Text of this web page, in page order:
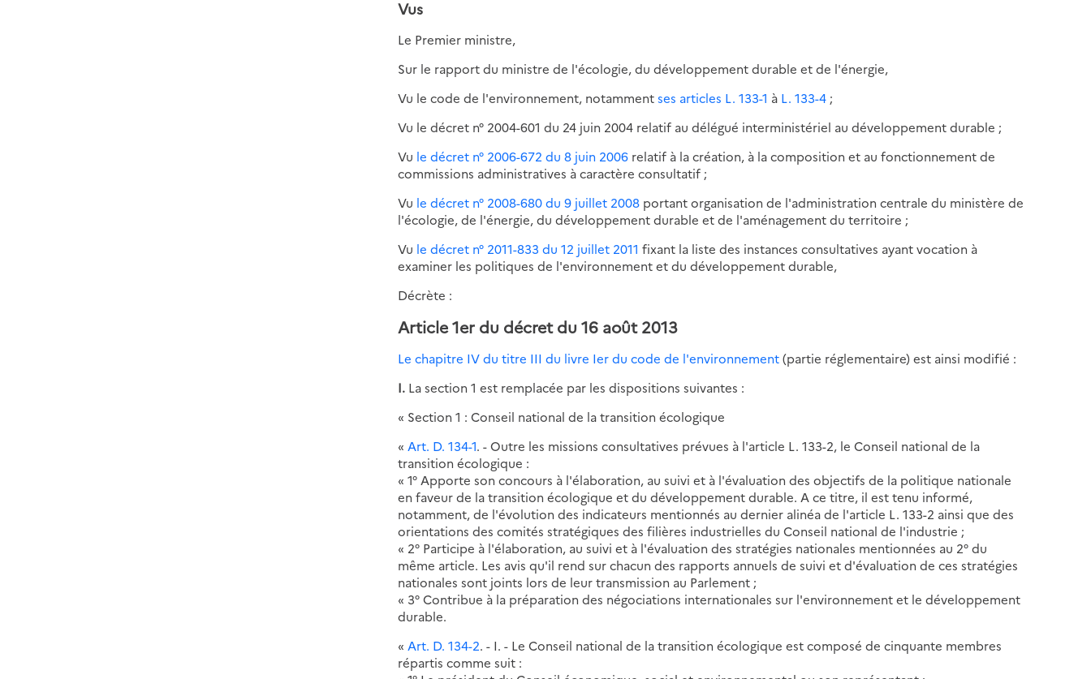
Vus
Le Premier ministre,
Sur le rapport du ministre de l'écologie, du développement durable et de l'énergie,
Vu le code de l'environnement, notammentses articles L. 133-1 à L. 133-4 ;
Vu le décret n° 2004-601 du 24 juin 2004 relatif au délégué interministériel au développement durable ;
Vu le décret n° 2006-672 du 8 juin 2006 relatif à la création, à la composition et au fonctionnement de
commissions administratives à caractère consultatif ;
Vu le décret n° 2008-680 du 9 juillet 2008 portant organisation de l'administration centrale du ministère de
l'écologie, de l'énergie, du développement durable et de l'aménagement du territoire ;
Vu le décret n° 2011-833 du 12 juillet 2011 fixant la liste des instances consultatives ayant vocation à
examiner les politiques de l'environnement et du développement durable,
Décrète :
Article 1er du décret du 16 août 2013
Le chapitre IV du titre III du livre Ier du code de l'environnement(partie réglementaire) est ainsi modifié :
I. La section 1 est remplacée par les dispositions suivantes :
« Section 1 : Conseil national de la transition écologique
« Art. D. 134-1. - Outre les missions consultatives prévues à l'article L. 133-2, le Conseil national de la
transition écologique :
« 1° Apporte son concours à l'élaboration, au suivi et à l'évaluation des objectifs de la politique nationale
en faveur de la transition écologique et du développement durable. A ce titre, il est tenu informé,
notamment, de l'évolution des indicateurs mentionnés au dernier alinéa de l'article L. 133-2 ainsi que des
orientations des comités stratégiques des filières industrielles du Conseil national de l'industrie ;
« 2° Participe à l'élaboration, au suivi et à l'évaluation des stratégies nationales mentionnées au 2° du
même article. Les avis qu'il rend sur chacun des rapports annuels de suivi et d'évaluation de ces stratégies
nationales sont joints lors de leur transmission au Parlement ;
« 3° Contribue à la préparation des négociations internationales sur l'environnement et le développement
durable.
« Art. D. 134-2. - I. - Le Conseil national de la transition écologique est composé de cinquante membres
répartis comme suit :